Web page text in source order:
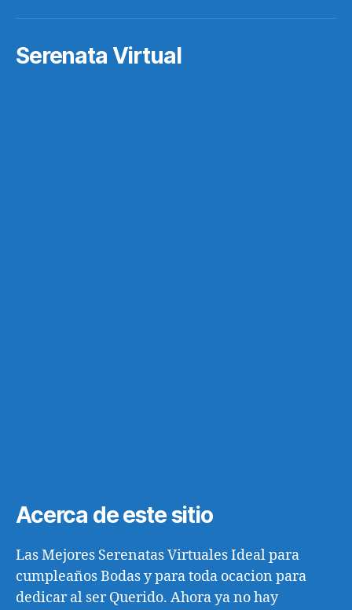
Serenata Virtual
Acerca de este sitio
Las Mejores Serenatas Virtuales Ideal para
cumpleaños Bodas y para toda ocacion para
dedicar al ser Querido. Ahora ya no hay